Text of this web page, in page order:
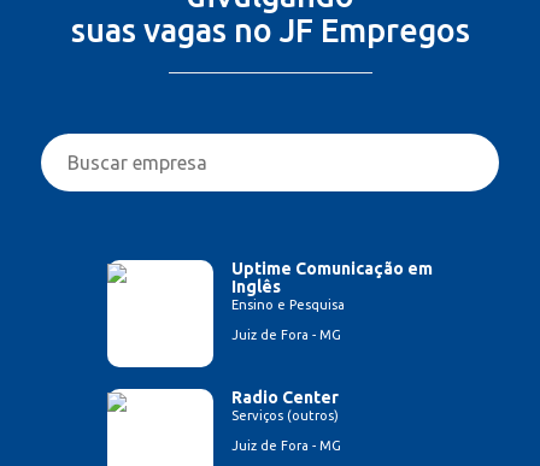
suas vagas no JF Empregos
Uptime Comunicação em
Inglês
Ensino e Pesquisa
Juiz de Fora - MG
Radio Center
Serviços (outros)
Juiz de Fora - MG